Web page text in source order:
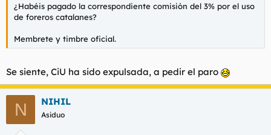
¿Habéis pagado la correspondiente comisión del 3% por el uso
de foreros catalanes?
Membrete y timbre oficial.
Se siente, CiU ha sido expulsada, a pedir el paro
N NIHIL
Asiduo